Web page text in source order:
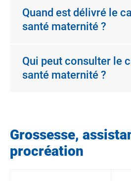
Quand est délivré le
santé maternité ?
Qui peut consulter le
santé maternité ?
Grossesse,
procréation